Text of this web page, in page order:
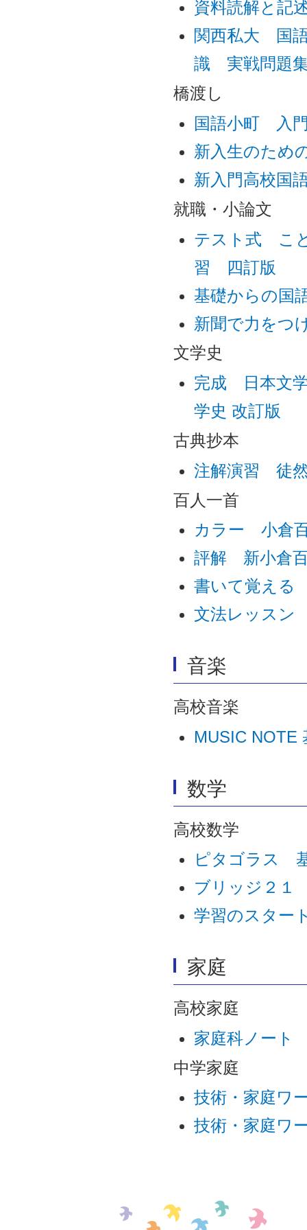
資料読解と記
関西私大 国
識 実戦問題
橋渡し
国語小町 入
新入生のため
新入門高校国
就職・小論文
テスト式 こ
習 四訂版
基礎からの国
新聞で力をつ
文学史
完成 日本文
学史 改訂版
古典抄本
注解演習 徒
百人一首
カラー 小倉
評解 新小倉
書いて覚え
文法レッス
音楽
高校音楽
MUSIC
数学
高校数学
ピタゴラス
ブリッジ２１
学習のスター
家庭
高校家庭
家庭科ノート
中学家庭
技術・家庭ワ
技術・家庭ワ